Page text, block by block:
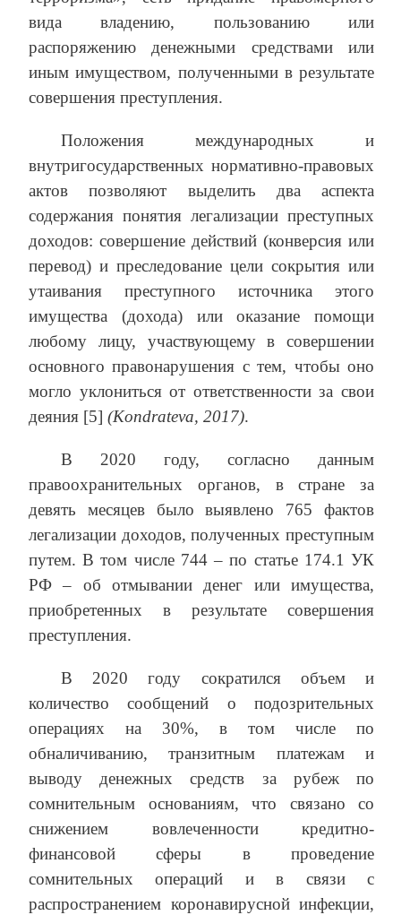
вида владению, пользованию или
распоряжению денежными средствами или
иным имуществом, полученными в результате
совершения преступления.
Положения международных и
внутригосударственных нормативно-правовых
актов позволяют выделить два аспекта
содержания понятия легализации преступных
доходов: совершение действий (конверсия или
перевод) и преследование цели сокрытия или
утаивания преступного источника этого
имущества (дохода) или оказание помощи
любому лицу, участвующему в совершении
основного правонарушения с тем, чтобы оно
могло уклониться от ответственности за свои
деяния [5] (Kondrateva, 2017).
В 2020 году, согласно данным
правоохранительных органов, в стране за
девять месяцев было выявлено 765 фактов
легализации доходов, полученных преступным
путем. В том числе 744 – по статье 174.1 УК
РФ – об отмывании денег или имущества,
приобретенных в результате совершения
преступления.
В 2020 году сократился объем и
количество сообщений о подозрительных
операциях на 30%, в том числе по
обналичиванию, транзитным платежам и
выводу денежных средств за рубеж по
сомнительным основаниям, что связано со
снижением вовлеченности кредитно-
финансовой сферы в проведение
сомнительных операций и в связи с
распространением коронавирусной инфекции,